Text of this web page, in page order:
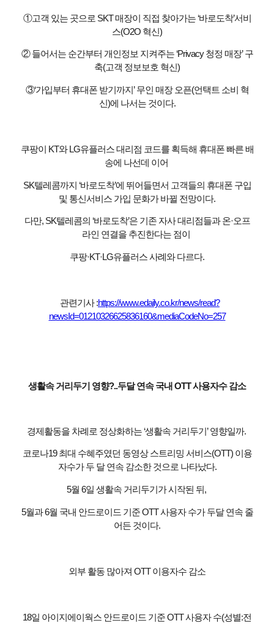
①고객 있는 곳으로 SKT 매장이 직접 찾아가는 ‘바로도착’서비
스(O2O 혁신)
② 들어서는 순간부터 개인정보 지켜주는 ‘Privacy 청정 매장’ 구
축(고객 정보보호 혁신)
③‘가입부터 휴대폰 받기까지’ 무인 매장 오픈(언택트 소비 혁
신)에 나서는 것이다.
쿠팡이 KT와 LG유플러스 대리점 코드를 획득해 휴대폰 빠른 배
송에 나선데 이어
SK텔레콤까지 ‘바로도착’에 뛰어들면서 고객들의 휴대폰 구입
및 통신서비스 가입 문화가 바뀔 전망이다.
다만, SK텔레콤의 ‘바로도착’은 기존 자사 대리점들과 온·오프
라인 연결을 추진한다는 점이
쿠팡·KT·LG유플러스 사례와 다르다.
관련기사 :https://www.edaily.co.kr/news/read?
newsId=01210326625836160&mediaCodeNo=257
생활속 거리두기 영향?..두달 연속 국내 OTT 사용자수 감소
경제활동을 차례로 정상화하는 ‘생활속 거리두기’ 영향일까.
코로나19 최대 수혜주였던 동영상 스트리밍 서비스(OTT) 이용
자수가 두 달 연속 감소한 것으로 나타났다.
5월 6일 생활속 거리두기가 시작된 뒤,
5월과 6월 국내 안드로이드 기준 OTT 사용자 수가 두달 연속 줄
어든 것이다.
외부 활동 많아져 OTT 이용자수 감소
18일 아이지에이웍스 안드로이드 기준 OTT 사용자 수(성별:전